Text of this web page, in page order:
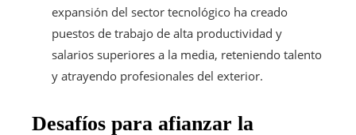
expansión del sector tecnológico ha creado
puestos de trabajo de alta productividad y
salarios superiores a la media, reteniendo talento
y atrayendo profesionales del exterior.
Desafíos para afianzar la